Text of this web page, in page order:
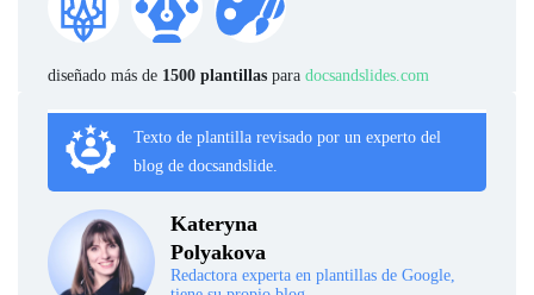
diseñado más de 1500 plantillas para docsandslides.com
Texto de plantilla revisado por un experto del
blog de docsandslide.
Kateryna
Polyakova
Redactora experta en plantillas de Google,